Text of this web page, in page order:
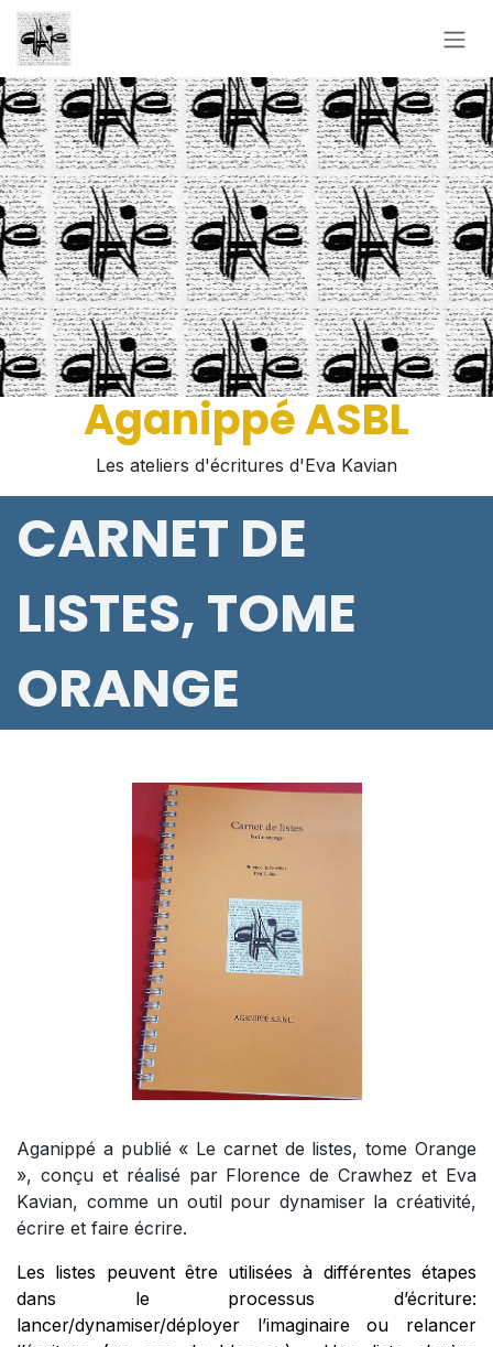
Se rendre au contenu
Aganippé ASBL
Les ateliers d'écritures d'Eva Kavian
CARNET DE
LISTES, TOME
ORANGE
Aganippé a publié « Le carnet de listes, tome Orange
», conçu et réalisé par Florence de Crawhez et Eva
Kavian, comme un outil pour dynamiser la créativité,
écrire et faire écrire.
Les listes peuvent être utilisées à différentes étapes
dans le processus d’écriture:
lancer/dynamiser/déployer l’imaginaire ou relancer